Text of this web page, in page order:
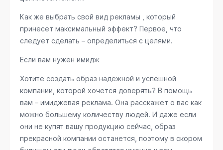
Как же выбрать свой вид рекламы , который
принесет максимальный эффект? Первое, что
следует сделать – определиться с целями.
Если вам нужен имидж
Хотите создать образ надежной и успешной
компании, которой хочется доверять? В помощь
вам – имиджевая реклама. Она расскажет о вас как
можно большему количеству людей. И даже если
они не купят вашу продукцию сейчас, образ
прекрасной компании останется, поэтому в скором